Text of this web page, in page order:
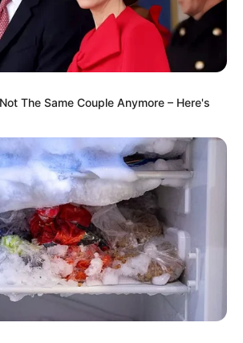
The Same Couple Anymore – Here's